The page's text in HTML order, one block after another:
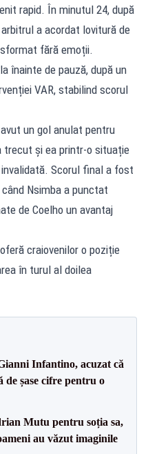
rapid. În minutul 24, după
a acordat lovitură de
fără emoții.
înainte de pauză, după un
VAR, stabilind scorul
un gol anulat pentru
trecut și ea printr-o situație
Scorul final a fost
Nsimba a punctat
de Coelho un avantaj
craiovenilor o poziție
în turul al doilea
Infantino, acuzat că
șase cifre pentru o
Mutu pentru soția sa,
au văzut imaginile